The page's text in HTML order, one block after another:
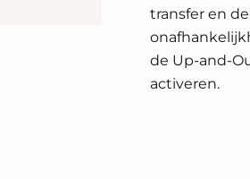
transfer en
de Up-and-
activeren.